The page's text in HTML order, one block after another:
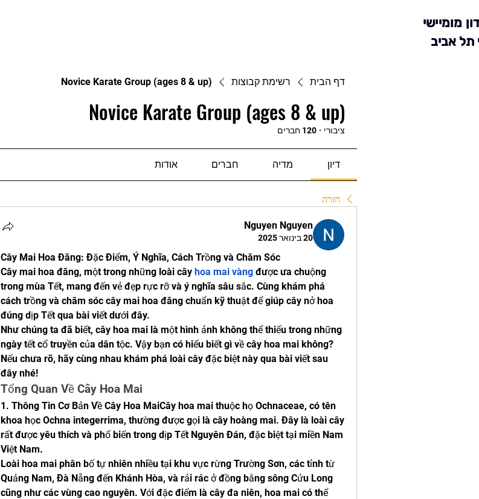
מומיישי
תל אביב
דף הבית רשימת קבוצות Novice Karate Group (ages 8 & up)
Novice Karate Group (ages 8 & up)
ציבורי · 120 חברים
דיון מדיה חברים אודות
חזרה
Nguyen Nguyen
20 בינואר 2025
Cây Mai Hoa Đăng: Đặc Điểm, Ý Nghĩa, Cách Trồng và Chăm Sóc
Cây mai hoa đăng, một trong những loài cây hoa mai vàng được ưa chuộng
trong mùa Tết, mang đến vẻ đẹp rực rỡ và ý nghĩa sâu sắc. Cùng khám phá
cách trồng và chăm sóc cây mai hoa đăng chuẩn kỹ thuật để giúp cây nở hoa
đúng dịp Tết qua bài viết dưới đây.
Như chúng ta đã biết, cây hoa mai là một hình ảnh không thể thiếu trong những
ngày tết cổ truyền của dân tộc. Vậy bạn có hiểu biết gì về cây hoa mai không?
Nếu chưa rõ, hãy cùng nhau khám phá loài cây đặc biệt này qua bài viết sau
đây nhé!
Tổng Quan Về Cây Hoa Mai
1. Thông Tin Cơ Bản Về Cây Hoa MaiCây hoa mai thuộc họ Ochnaceae, có tên
khoa học Ochna integerrima, thường được gọi là cây hoàng mai. Đây là loài cây
rất được yêu thích và phổ biến trong dịp Tết Nguyên Đán, đặc biệt tại miền Nam
Việt Nam.
Loài hoa mai phân bố tự nhiên nhiều tại khu vực rừng Trường Sơn, các tỉnh từ
Quảng Nam, Đà Nẵng đến Khánh Hòa, và rải rác ở đồng bằng sông Cửu Long
cũng như các vùng cao nguyên. Với đặc điểm là cây đa niên, hoa mai có thể